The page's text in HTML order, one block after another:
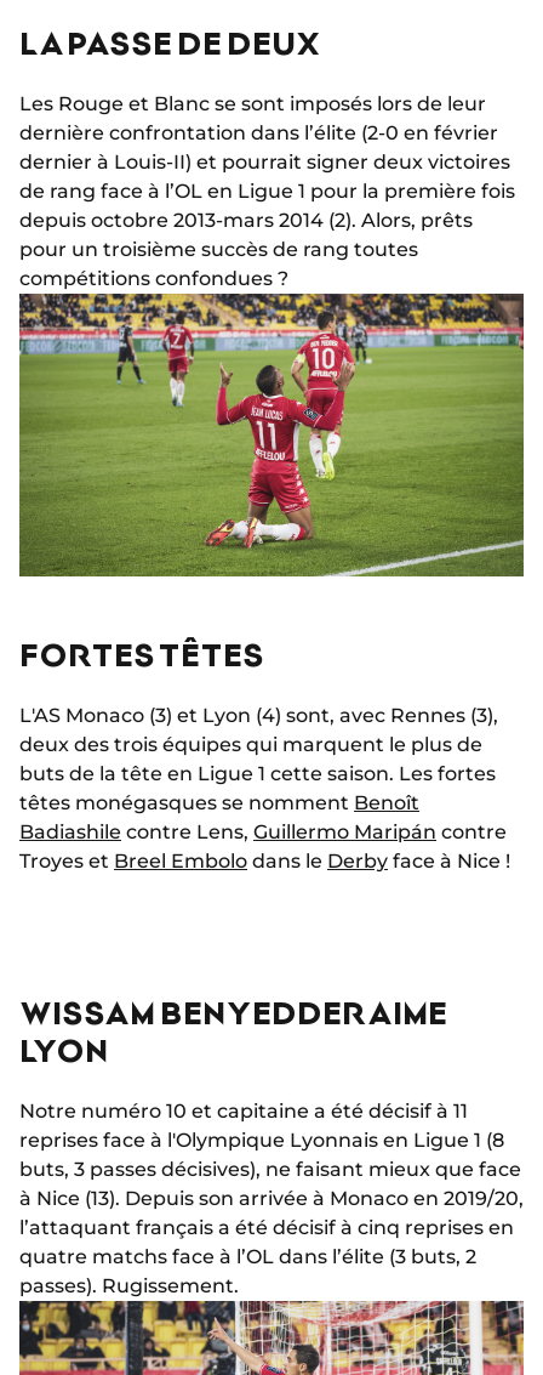
LA PASSE DE DEUX
Les Rouge et Blanc se sont imposés lors de leur
dernière confrontation dans l’élite (2-0 en février
dernier à Louis-II) et pourrait signer deux victoires
de rang face à l’OL en Ligue 1 pour la première fois
depuis octobre 2013-mars 2014 (2). Alors, prêts
pour un troisième succès de rang toutes
compétitions confondues ?
FORTES TÊTES
L'AS Monaco (3) et Lyon (4) sont, avec Rennes (3),
deux des trois équipes qui marquent le plus de
buts de la tête en Ligue 1 cette saison. Les fortes
têtes monégasques se nomment Benoît
Badiashile contre Lens, Guillermo Maripán contre
Troyes et Breel Embolo dans le Derby face à Nice !
WISSAM BEN YEDDER AIME
LYON
Notre numéro 10 et capitaine a été décisif à 11
reprises face à l'Olympique Lyonnais en Ligue 1 (8
buts, 3 passes décisives), ne faisant mieux que face
à Nice (13). Depuis son arrivée à Monaco en 2019/20,
l’attaquant français a été décisif à cinq reprises en
quatre matchs face à l’OL dans l’élite (3 buts, 2
passes). Rugissement.